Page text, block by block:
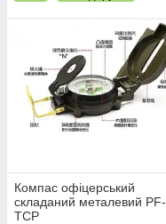
Компас офіцерський
складаний металевий PF-
TCP